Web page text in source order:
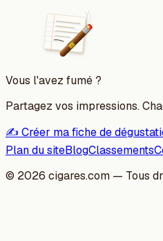
Vous l'avez fumé ?
Partagez vos impressions.
✍️ Créer ma fiche de
Plan du siteBlogClassements
© 2026 cigares.com — Tous